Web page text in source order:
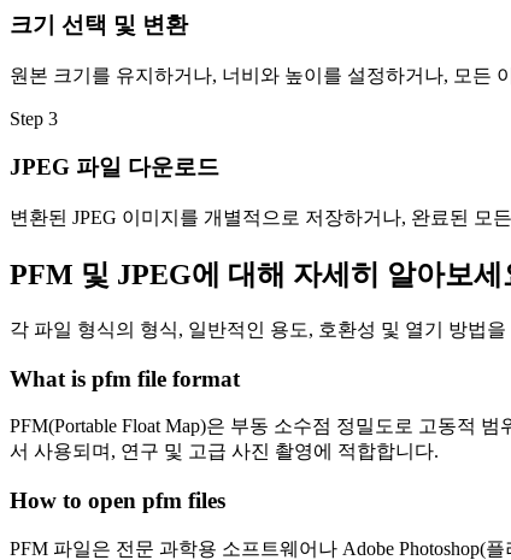
크기 선택 및 변환
원본 크기를 유지하거나, 너비와 높이를 설정하거나, 모든
Step 3
JPEG 파일 다운로드
변환된 JPEG 이미지를 개별적으로 저장하거나, 완료된 모
PFM 및 JPEG에 대해 자세히 알아보세
각 파일 형식의 형식, 일반적인 용도, 호환성 및 열기 방법
What is pfm file format
PFM(Portable Float Map)은 부동 소수점 정밀도로 고동적
서 사용되며, 연구 및 고급 사진 촬영에 적합합니다.
How to open pfm files
PFM 파일은 전문 과학용 소프트웨어나 Adobe Photoshop(